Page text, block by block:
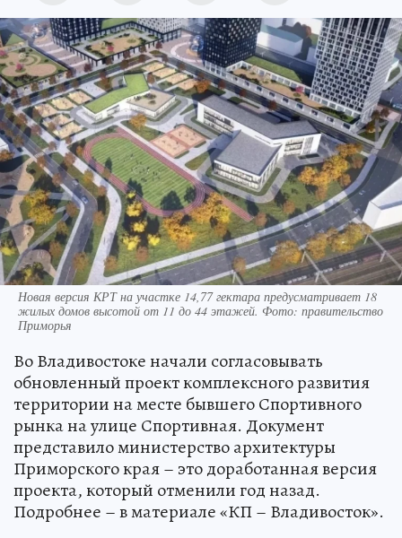
Новая версия КРТ на участке 14,77 гектара предусматривает 18
жилых домов высотой от 11 до 44 этажей. Фото: правительство
Приморья
Во Владивостоке начали согласовывать
обновленный проект комплексного развития
территории на месте бывшего Спортивного
рынка на улице Спортивная. Документ
представило министерство архитектуры
Приморского края – это доработанная версия
проекта, который отменили год назад.
Подробнее – в материале «КП – Владивосток».